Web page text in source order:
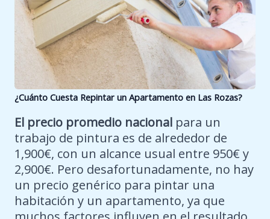
¿Cuánto Cuesta Repintar un Apartamento en Las Rozas?
El precio promedio nacional para un
trabajo de pintura es de alrededor de
1,900€, con un alcance usual entre 950€ y
2,900€. Pero desafortunadamente, no hay
un precio genérico para pintar una
habitación y un apartamento, ya que